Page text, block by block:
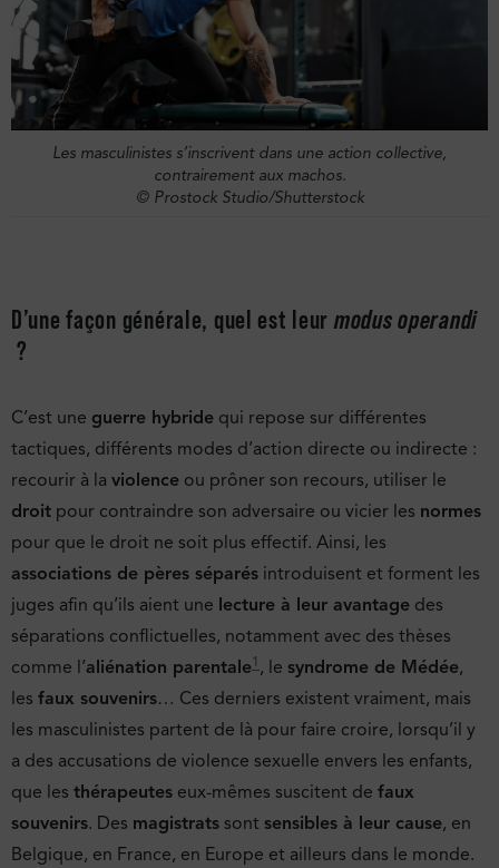
Les masculinistes s’inscrivent dans une action collective,
contrairement aux machos.
© Prostock Studio/Shutterstock
D’une façon générale, quel est leur modus operandi
?
C’est une guerre hybride qui repose sur différentes
tactiques, différents modes d’action directe ou indirecte :
recourir à la violence ou prôner son recours, utiliser le
droit pour contraindre son adversaire ou vicier les normes
pour que le droit ne soit plus effectif. Ainsi, les
associations de pères séparés introduisent et forment les
juges afin qu’ils aient une lecture à leur avantage des
séparations conflictuelles, notamment avec des thèses
comme l’aliénation parentale1 , le syndrome de Médée,
les faux souvenirs… Ces derniers existent vraiment, mais
les masculinistes partent de là pour faire croire, lorsqu’il y
a des accusations de violence sexuelle envers les enfants,
que les thérapeutes eux-mêmes suscitent de faux
souvenirs. Des magistrats sont sensibles à leur cause, en
Belgique, en France, en Europe et ailleurs dans le monde.